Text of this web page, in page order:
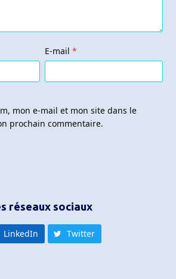
E-mail*
mon e-mail et mon site dans le
prochain commentaire.
réseaux sociaux
LinkedIn
Twitter